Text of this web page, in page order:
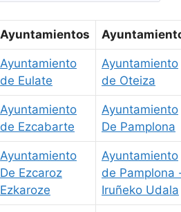
Ayuntamientos
Ayuntamiento
de Eulate
Ayuntamiento
de Oteiza
Ayuntamiento
de Ezcabarte
Ayuntamiento
De Pamplona
Ayuntamiento
De Ezcaroz
Ezkaroze
Ayuntamiento
de Pamplona
Iruñeko Udala